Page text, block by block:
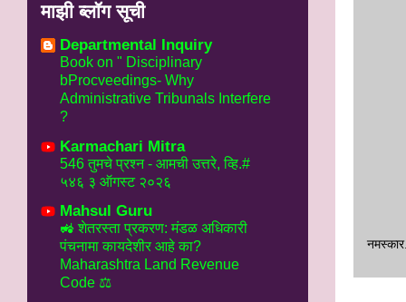
माझी ब्लॉग सूची
Departmental Inquiry
Book on " Disciplinary
bProcveedings- Why
Administrative Tribunals Interfere
?
Karmachari Mitra
546 तुमचे प्रश्न - आमची उत्तरे, व्हि.#
५४६ ३ ऑगस्ट २०२६
Mahsul Guru
🚜 शेतरस्ता प्रकरण: मंडळ अधिकारी
पंचनामा कायदेशीर आहे का?
Maharashtra Land Revenue
Code ⚖️